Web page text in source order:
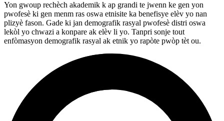
Yon gwoup rechèch akademik k ap grandi te jwenn ke gen yon
pwofesè ki gen menm ras oswa etnisite ka benefisye elèv yo nan
plizyè fason. Gade ki jan demografik rasyal pwofesè distri oswa
lekòl yo chwazi a konpare ak elèv li yo. Tanpri sonje tout
enfòmasyon demografik rasyal ak etnik yo rapòte pwòp tèt ou.